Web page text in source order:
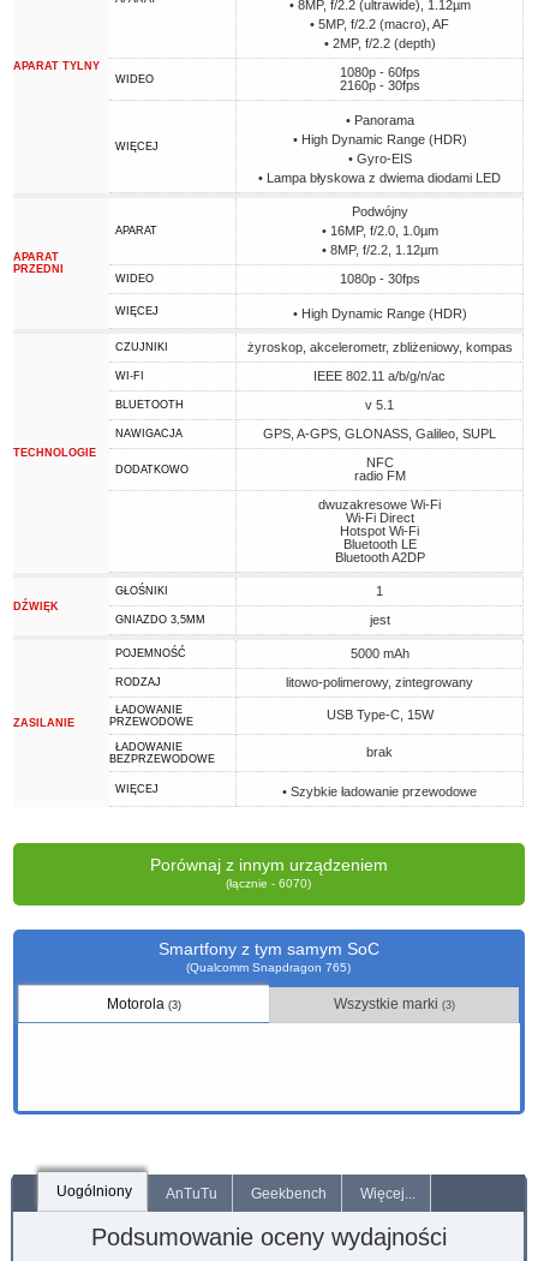
APARAT TYLNY
• 8MP, f/2.2 (ultrawide), 1.12µm
• 5MP, f/2.2 (macro), AF
• 2MP, f/2.2 (depth)
WIDEO
1080p - 60fps
2160p - 30fps
WIĘCEJ
• Panorama
• High Dynamic Range (HDR)
• Gyro-EIS
• Lampa błyskowa z dwiema diodami LED
APARAT
PRZEDNI
APARAT
Podwójny
• 16MP, f/2.0, 1.0µm
• 8MP, f/2.2, 1.12µm
WIDEO 1080p - 30fps
WIĘCEJ • High Dynamic Range (HDR)
TECHNOLOGIE
CZUJNIKI żyroskop, akcelerometr, zbliżeniowy, kompas
WI-FI IEEE 802.11 a/b/g/n/ac
BLUETOOTH v 5.1
NAWIGACJA GPS, A-GPS, GLONASS, Galileo, SUPL
DODATKOWO
NFC
radio FM
dwuzakresowe Wi-Fi
Wi-Fi Direct
Hotspot Wi-Fi
Bluetooth LE
Bluetooth A2DP
DŹWIĘK
GŁOŚNIKI 1
GNIAZDO 3,5MM jest
ZASILANIE
POJEMNOŚĆ 5000 mAh
RODZAJ litowo-polimerowy, zintegrowany
ŁADOWANIE
PRZEWODOWE
USB Type-C, 15W
ŁADOWANIE
BEZPRZEWODOWE
brak
WIĘCEJ • Szybkie ładowanie przewodowe
Porównaj z innym urządzeniem
(łącznie - 6070)
Smartfony z tym samym SoC
(Qualcomm Snapdragon 765)
Motorola(3) Wszystkie marki(3)
Uogólniony AnTuTu Geekbench Więcej...
Podsumowanie oceny wydajności